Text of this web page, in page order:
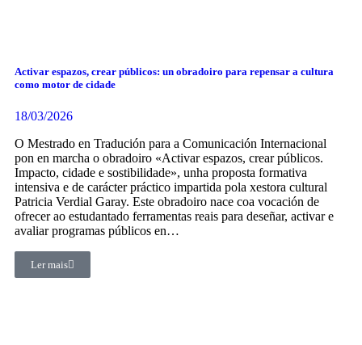
Activar espazos, crear públicos: un obradoiro para repensar a cultura
como motor de cidade
18/03/2026
O Mestrado en Tradución para a Comunicación Internacional
pon en marcha o obradoiro «Activar espazos, crear públicos.
Impacto, cidade e sostibilidade», unha proposta formativa
intensiva e de carácter práctico impartida pola xestora cultural
Patricia Verdial Garay. Este obradoiro nace coa vocación de
ofrecer ao estudantado ferramentas reais para deseñar, activar e
avaliar programas públicos en…
Ler mais